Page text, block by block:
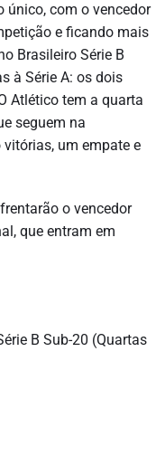
único, com o vencedor
e ficando mais
Brasileiro Série B
à Série A: os dois
Atlético tem a quarta
seguem na
um empate e
o vencedor
que entram em
B Sub-20 (Quartas